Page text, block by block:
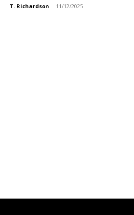
T. Richardson - 11/12/2025